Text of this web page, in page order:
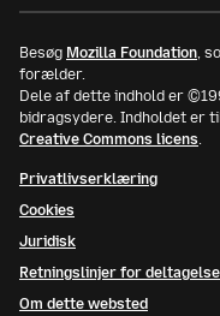
Besøg Mozilla Foundation,
forælder.
Dele af dette indhold er
bidragsydere. Indholdet er
Creative Commons licens.
Privatlivserklæring
Cookies
Juridisk
Retningslinjer for
Om dette websted